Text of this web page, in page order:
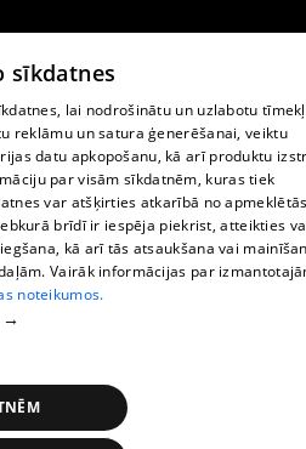
pasts -
sīkdatnes
lai nodrošinātu un uzlabotu
reklāmu un satura ģenerēšanai, veiktu
datu apkopošanu, kā arī produktu
par visām sīkdatnēm, kuras tiek
var atšķirties atkarībā no
brīdī ir iespēja piekrist, atteikties
kā arī tās atsaukšana vai
Vairāk informācijas par
noteikumos.
→